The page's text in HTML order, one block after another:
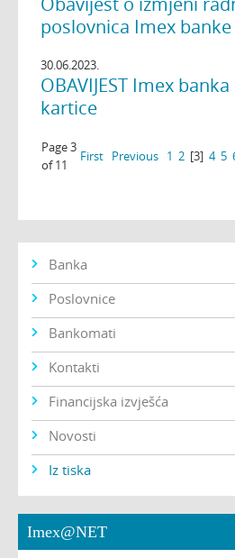
poslovnica Imex banke
30.06.2023.
OBAVIJEST Imex
kartice
Page 3
of 11
First Previous 1 2 [3] 4 5
Banka
Poslovnice
Bankomati
Kontakti
Financijska izvješća
Novosti
Iz tiska
Imex@NET